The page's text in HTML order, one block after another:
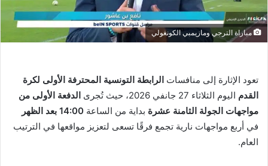
مباراة الترجي ومازيمبي الكونغولي
تعود الإثارة إلى منافسات الرابطة التونسية المحترفة الأولى لكرة
القدم اليوم الثلاثاء 27 جانفي 2026، حيث تُجرى
الدفعة الأولى من
مواجهات الجولة الثامنة عشرة بداية من الساعة 14:00 بعد الظهر
في أربع مواجهات نارية تجمع فرقًا تسعى لتعزيز مواقعها في الترتيب
العام.